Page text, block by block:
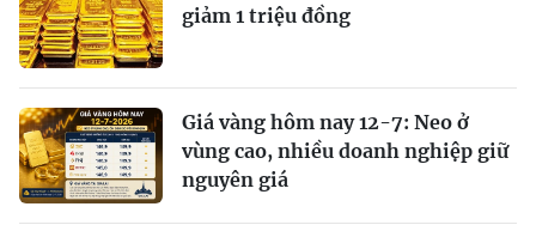
giảm 1 triệu đồng
Giá vàng hôm nay 12-7: Neo ở
vùng cao, nhiều doanh nghiệp giữ
nguyên giá